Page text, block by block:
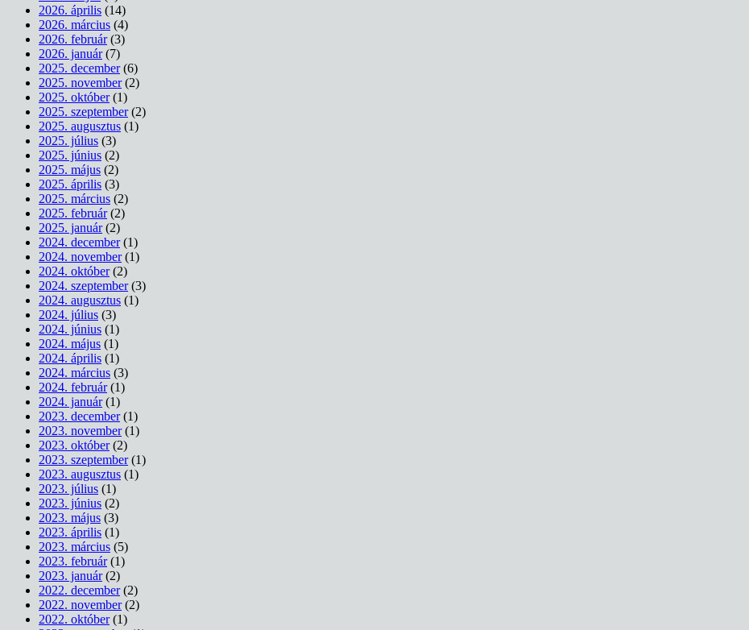
2026. április (14)
2026. március (4)
2026. február(3)
2026. január(7)
2025. december(6)
2025. november(2)
2025. október(1)
2025. szeptember(2)
2025. augusztus (1)
2025. július (3)
2025. június (2)
2025. május (2)
2025. április (3)
2025. március (2)
2025. február(2)
2025. január(2)
2024. december(1)
2024. november(1)
2024. október(2)
2024. szeptember(3)
2024. augusztus (1)
2024. július (3)
2024. június (1)
2024. május (1)
2024. április (1)
2024. március (3)
2024. február(1)
2024. január(1)
2023. december(1)
2023. november(1)
2023. október(2)
2023. szeptember(1)
2023. augusztus (1)
2023. július (1)
2023. június (2)
2023. május (3)
2023. április (1)
2023. március (5)
2023. február(1)
2023. január(2)
2022. december(2)
2022. november(2)
2022. október(1)